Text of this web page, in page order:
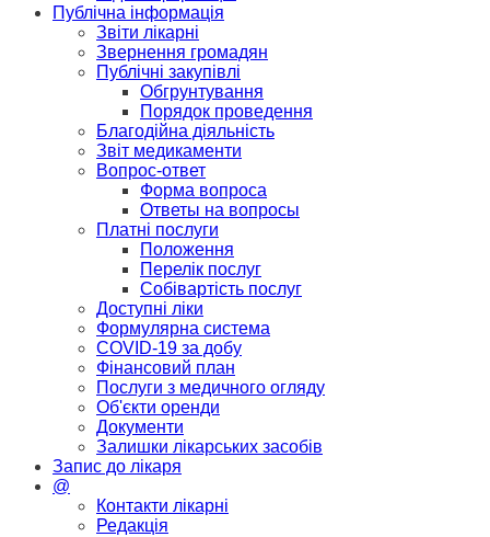
Публічна інформація
Звіти лікарні
Звернення громадян
Публічні закупівлі
Обгрунтування
Порядок проведення
Благодійна діяльність
Звіт медикаменти
Вопрос-ответ
Форма вопроса
Ответы на вопросы
Платні послуги
Положення
Перелік послуг
Собівартість послуг
Доступні ліки
Формулярна система
COVID-19 за добу
Фінансовий план
Послуги з медичного огляду
Об'єкти оренди
Документи
Залишки лікарських засобів
Запис до лікаря
@
Контакти лікарні
Редакція